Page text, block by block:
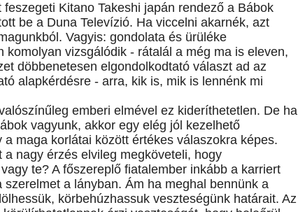
Kitano Takeshi japán rendező a Bábok
be a Duna Televízió. Ha viccelni akarnék, azt
Vagyis: gondolata és ürüléke
vizsgálódik - rátalál a még ma is eleven,
döbbenetesen elgondolkodtató választ ad az
alapkérdésre - arra, kik is, mik is lennénk mi
emberi elmével ez kideríthetetlen. De ha
vagyunk, akkor egy elég jól kezelhető
maga korlátai között értékes válaszokra képes.
nagy érzés elvileg megköveteli, hogy
te? A főszereplő fiatalember inkább a karriert
a lányban. Ám ha meghal bennünk a
körbehúzhassuk veszteségünk határait. Az